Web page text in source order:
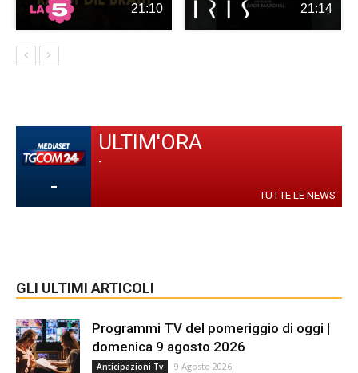
21:10 21:14
-
ULTIM'ORA
-
TUTTE LE NEWS
GLI ULTIMI ARTICOLI
Programmi TV del pomeriggio di oggi |
domenica 9 agosto 2026
Anticipazioni Tv 9 Agosto 2026